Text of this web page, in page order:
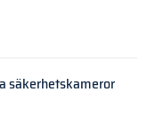
säkerhetskameror